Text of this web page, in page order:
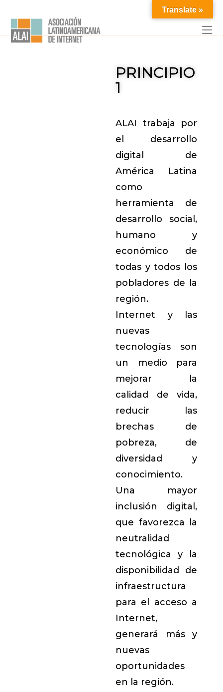
PRINCIPIO
1
ALAI trabaja por
el desarrollo
digital de
América Latina
como
herramienta de
desarrollo social,
humano y
económico de
todas y todos los
pobladores de la
región.
Internet y las
nuevas
tecnologías son
un medio para
mejorar la
calidad de vida,
reducir las
brechas de
pobreza, de
diversidad y
conocimiento.
Una mayor
inclusión digital,
que favorezca la
neutralidad
tecnológica y la
disponibilidad de
infraestructura
para el acceso a
Internet,
generará más y
nuevas
oportunidades
en la región.
Translate »